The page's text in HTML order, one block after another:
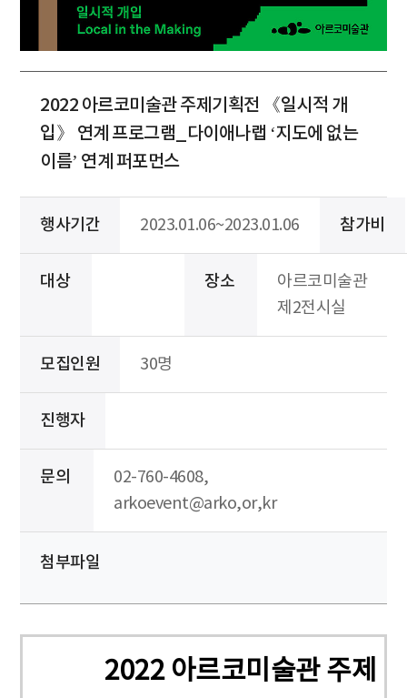
2022 아르코미술관 주제기획전 《일시적 개
입》 연계 프로그램_다이애나랩 ‘지도에 없는
이름’ 연계 퍼포먼스
행사기간 2023.01.06~2023.01.06 참가비
대상 장소
아르코미술관
제2전시실
모집인원 30명
진행자
문의
02-760-4608,
arkoevent@arko,or,kr
첨부파일
2022 아르코미술관 주제